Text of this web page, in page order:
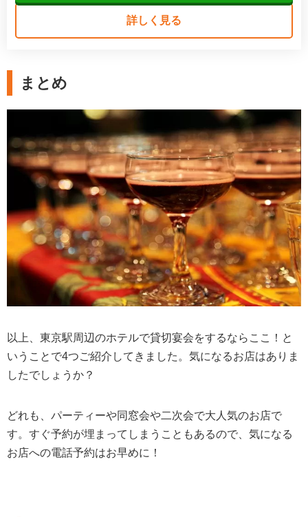
詳しく見る
まとめ
以上、東京駅周辺のホテルで貸切宴会をするならここ！と
いうことで4つご紹介してきました。気になるお店はありま
したでしょうか？
どれも、パーティーや同窓会や二次会で大人気のお店で
す。すぐ予約が埋まってしまうこともあるので、気になる
お店への電話予約はお早めに！